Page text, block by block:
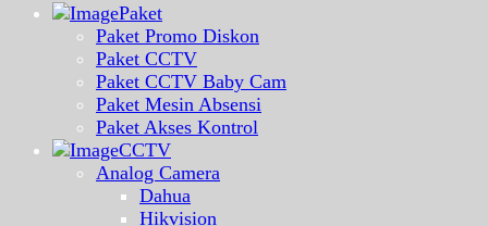
Paket
Paket Promo Diskon
Paket CCTV
Paket CCTV Baby Cam
Paket Mesin Absensi
Paket Akses Kontrol
CCTV
Analog Camera
Dahua
Hikvision